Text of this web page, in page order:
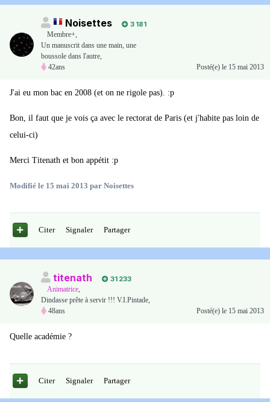
Noisettes
3 181
Membre+,
Un manuscrit dans une main, une
boussole dans l'autre,
42ans
Posté(e) le 15 mai 2013
J'ai eu mon bac en 2008 (et on ne rigole pas). :p
Bon, il faut que je vois ça avec le rectorat de Paris (et j'habite pas loin de
celui-ci)
Merci Titenath et bon appétit :p
Modifié le 15 mai 2013 par Noisettes
Citer Signaler Partager
titenath
31 233
Animatrice
Dindasse prête à servir !!! V.I.Pintade,
48ans
Posté(e) le 15 mai 2013
Quelle académie ?
Citer Signaler Partager